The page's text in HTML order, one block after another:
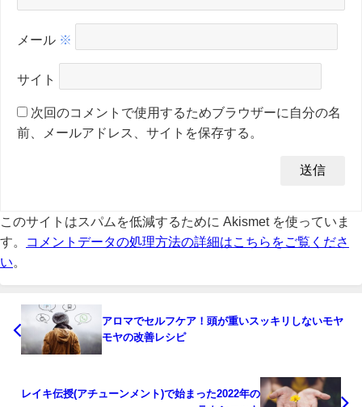
メール ※
サイト
次回のコメントで使用するためブラウザーに自分の名
前、メールアドレス、サイトを保存する。
このサイトはスパムを低減するために Akismet を使っていま
す。
コメントデータの処理方法の詳細はこちらをご覧くださ
い
アロマでセルフケア！頭が重いスッキリしないモヤ
モヤの改善レシピ
レイキ伝授(アチューンメント)で始まった2022年の